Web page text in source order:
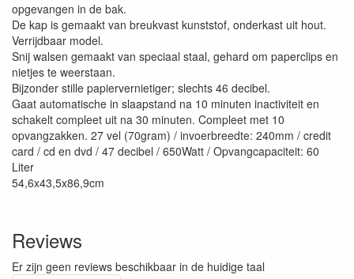
opgevangen in de bak.
De kap is gemaakt van breukvast kunststof, onderkast uit hout.
Verrijdbaar model.
Snij walsen gemaakt van speciaal staal, gehard om paperclips en
nietjes te weerstaan.
Bijzonder stille papiervernietiger; slechts 46 decibel.
Gaat automatische in slaapstand na 10 minuten inactiviteit en
schakelt compleet uit na 30 minuten. Compleet met 10
opvangzakken. 27 vel (70gram) / invoerbreedte: 240mm / credit
card / cd en dvd / 47 decibel / 650Watt / Opvangcapaciteit: 60
Liter
54,6x43,5x86,9cm
Reviews
Er zijn geen reviews beschikbaar in de huidige taal